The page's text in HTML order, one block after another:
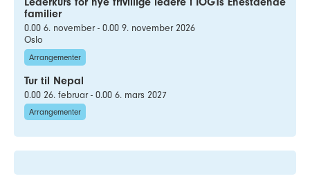
familier
0.00 6. november - 0.00 9. november 2026
Oslo
Arrangementer
Tur til Nepal
0.00 26. februar - 0.00 6. mars 2027
Arrangementer